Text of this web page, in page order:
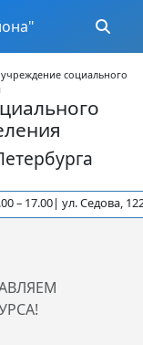
социального
– 17.00| ул. Седова, 122